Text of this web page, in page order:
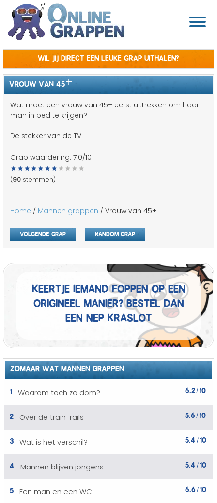
Wil jij direct een leuke grap uithalen?
VROUW VAN 45+
Wat moet een vrouw van 45+ eerst uittrekken om haar
man in bed te krijgen?
De stekker van de TV.
Grap waardering: 7.0/10
(90 stemmen)
Home / Mannen grappen / Vrouw van 45+
Volgende grap Random grap
Keertje iemand foppen op een
origineel manier? Bestel dan
een nep kraslot
ZOMAAR WAT MANNEN GRAPPEN
1 Waarom toch zo dom? 6.2/10
2 Over de train-rails 5.6 /10
3 Wat is het verschil? 5.4 /10
4 Mannen blijven jongens 5.4 /10
5 Een man en een WC 6.6 /10